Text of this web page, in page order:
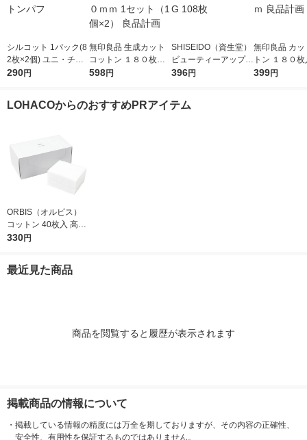
シルコット 1パック(8
2枚×2個) ユニ・チャ
ーム コットンパフ
290円
無印良品 生成カット
コットン １８０枚入
約６０×５０ｍｍ 1セ
598円
SHISEIDO（資生堂）
ビューティーアップコ
ットン G 108枚
396円
無印良品 カッ
トン １８０
５×５０ｍｍ
399円
LOHACOからのおすすめPRアイテム
ORBIS（オルビス）
コットン 40枚入 高級
綿100％
330円
最近見た商品
商品を閲覧すると履歴が表示されます
掲載商品の情報について
・ 掲載している情報の精度には万全を期しておりますが、その内容の正確性、
安全性、有用性を保証するものではありません。